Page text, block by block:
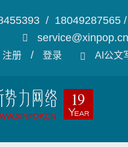
/ 18049287565
service@xinpop.cn
注册/ 登录 AI公文